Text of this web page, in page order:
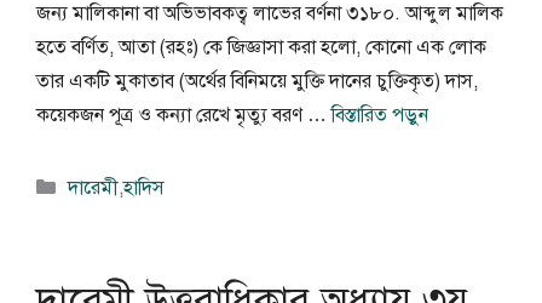
জন্য মালিকানা বা অভিভাবকত্ব লাভের বর্ণনা ৩১৮০. আব্দুল মালিক
হতে বর্ণিত, আতা (রহঃ) কে জিজ্ঞাসা করা হলো, কোনো এক লোক
তার একটি মুকাতাব (অর্থের বিনিময়ে মুক্তি দানের চুক্তিকৃত) দাস,
কয়েকজন পূত্র ও কন্যা রেখে মৃত্যু বরণ …বিস্তারিত পড়ুন
বিভাগ
দারেমী,হাদিস